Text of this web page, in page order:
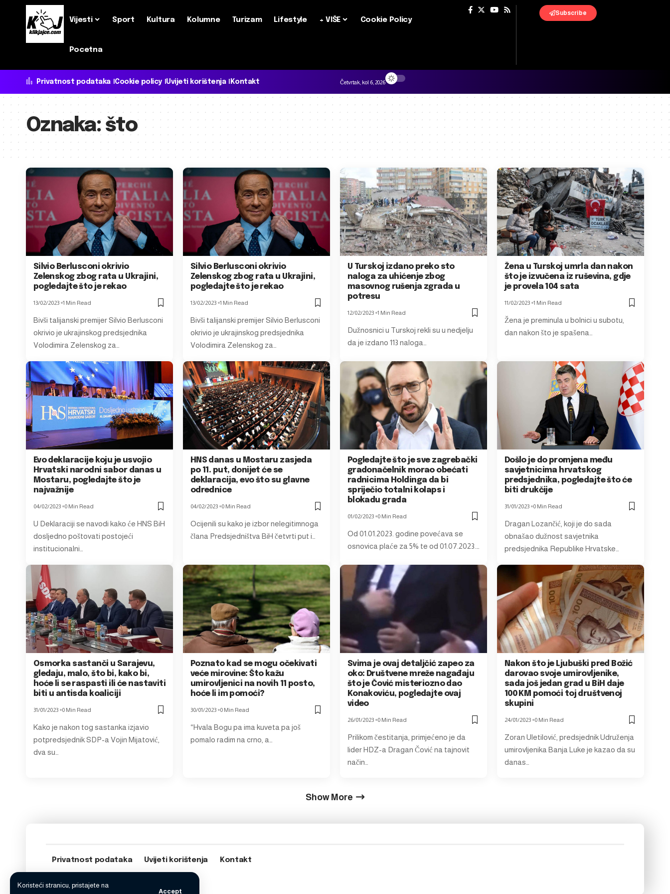
Koristeći stranicu, pristajete na
Accept
Vijesti Sport Kultura Kolumne Turizam Lifestyle + VIŠE Cookie Policy
Pocetna
Subscribe
Privatnost podataka Cookie policy Uvijeti korištenja Kontakt Četvrtak, kol 6, 2026
Oznaka: što
Silvio Berlusconi okrivio
Zelenskog zbog rata u Ukrajini,
pogledajte što je rekao
13/02/2023 1 Min Read
Bivši talijanski premijer Silvio Berlusconi
okrivio je ukrajinskog predsjednika
Volodimira Zelenskog za…
Silvio Berlusconi okrivio
Zelenskog zbog rata u Ukrajini,
pogledajte što je rekao
13/02/2023 1 Min Read
Bivši talijanski premijer Silvio Berlusconi
okrivio je ukrajinskog predsjednika
Volodimira Zelenskog za…
U Turskoj izdano preko sto
naloga za uhićenje zbog
masovnog rušenja zgrada u
potresu
12/02/2023 1 Min Read
Dužnosnici u Turskoj rekli su u nedjelju
da je izdano 113 naloga…
Žena u Turskoj umrla dan nakon
što je izvučena iz ruševina, gdje
je provela 104 sata
11/02/2023 1 Min Read
Žena je preminula u bolnici u subotu,
dan nakon što je spašena…
Evo deklaracije koju je usvojio
Hrvatski narodni sabor danas u
Mostaru, pogledajte što je
najvažnije
04/02/2023 0 Min Read
U Deklaraciji se navodi kako će HNS BiH
dosljedno poštovati postojeći
institucionalni…
HNS danas u Mostaru zasjeda
po 11. put, donijet će se
deklaracija, evo što su glavne
odrednice
04/02/2023 0 Min Read
Ocijenili su kako je izbor nelegitimnoga
člana Predsjedništva BiH četvrti put i…
Pogledajte što je sve zagrebački
gradonačelnik morao obećati
radnicima Holdinga da bi
spriječio totalni kolaps i
blokadu grada
01/02/2023 0 Min Read
Od 01.01.2023. godine povećava se
osnovica plaće za 5% te od 01.07.2023.…
Došlo je do promjena među
savjetnicima hrvatskog
predsjednika, pogledajte što će
biti drukčije
31/01/2023 0 Min Read
Dragan Lozančić, koji je do sada
obnašao dužnost savjetnika
predsjednika Republike Hrvatske…
Osmorka sastanči u Sarajevu,
gledaju, malo, što bi, kako bi,
hoće li se raspasti ili će nastaviti
biti u antisda koaliciji
31/01/2023 0 Min Read
Kako je nakon tog sastanka izjavio
potpredsjednik SDP-a Vojin Mijatović,
dva su…
Poznato kad se mogu očekivati
veće mirovine: Što kažu
umirovljenici na novih 11 posto,
hoće li im pomoći?
30/01/2023 0 Min Read
“Hvala Bogu pa ima kuveta pa još
pomalo radim na crno, a…
Svima je ovaj detaljčić zapeo za
oko: Društvene mreže nagađaju
što je Čović misteriozno dao
Konakoviću, pogledajte ovaj
video
26/01/2023 0 Min Read
Prilikom čestitanja, primjećeno je da
lider HDZ-a Dragan Čović na tajnovit
način…
Nakon što je Ljubuški pred Božić
darovao svoje umirovljenike,
sada još jedan grad u BiH daje
100 KM pomoći toj društvenoj
skupini
24/01/2023 0 Min Read
Zoran Uletilović, predsjednik Udruženja
umirovljenika Banja Luke je kazao da su
danas…
Show More
Privatnost podataka Uvijeti korištenja Kontakt